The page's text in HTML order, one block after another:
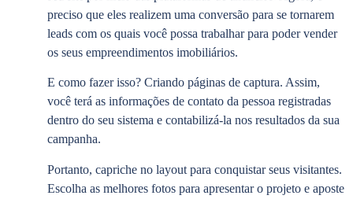
preciso que eles realizem uma conversão para se tornarem
leads com os quais você possa trabalhar para poder vender
os seus empreendimentos imobiliários.
E como fazer isso? Criando páginas de captura. Assim,
você terá as informações de contato da pessoa registradas
dentro do seu sistema e contabilizá-la nos resultados da sua
campanha.
Portanto, capriche no layout para conquistar seus visitantes.
Escolha as melhores fotos para apresentar o projeto e aposte